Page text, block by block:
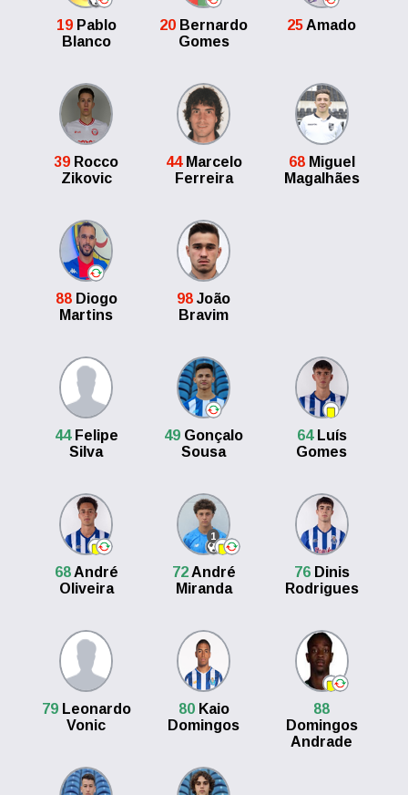
19Pablo
Blanco
20 Bernardo
Gomes
25Amado
39 Rocco
Zikovic
44Marcelo
Ferreira
68Miguel
Magalhães
88Diogo
Martins
98 João
Bravim
44Felipe
Silva
49 Gonçalo
Sousa
64Luís
Gomes
68André
Oliveira
1
72André
Miranda
76Dinis
Rodrigues
79Leonardo
Vonic
80Kaio
Domingos
88
Domingos
Andrade